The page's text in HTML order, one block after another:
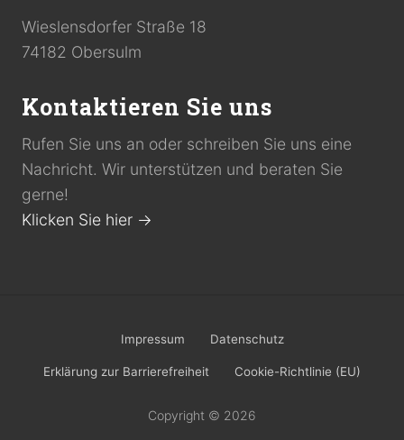
Wieslensdorfer Straße 18
74182 Obersulm
Kontaktieren Sie uns
Rufen Sie uns an oder schreiben Sie uns eine
Nachricht. Wir unterstützen und beraten Sie
gerne!
Klicken Sie hier →
Footer
Impressum Datenschutz
Erklärung zur Barrierefreiheit Cookie-Richtlinie (EU)
Copyright © 2026